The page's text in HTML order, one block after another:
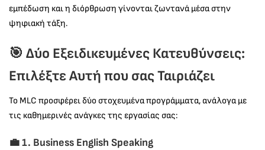
εμπέδωση και η διόρθρωση γίνονται ζωντανά μέσα στην
ψηφιακή τάξη.
🎯 Δύο Εξειδικευμένες Κατευθύνσεις:
Επιλέξτε Αυτή που σας Ταιριάζει
Το MLC προσφέρει δύο στοχευμένα προγράμματα, ανάλογα με
τις καθημερινές ανάγκες της εργασίας σας:
💼 1. Business English Speaking